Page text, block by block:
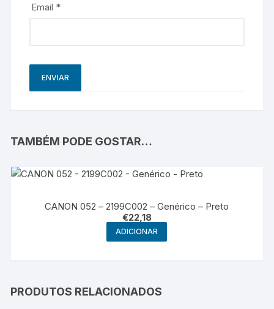
Email *
TAMBÉM PODE GOSTAR…
CANON 052 – 2199C002 – Genérico – Preto
€22,18
ADICIONAR
PRODUTOS RELACIONADOS